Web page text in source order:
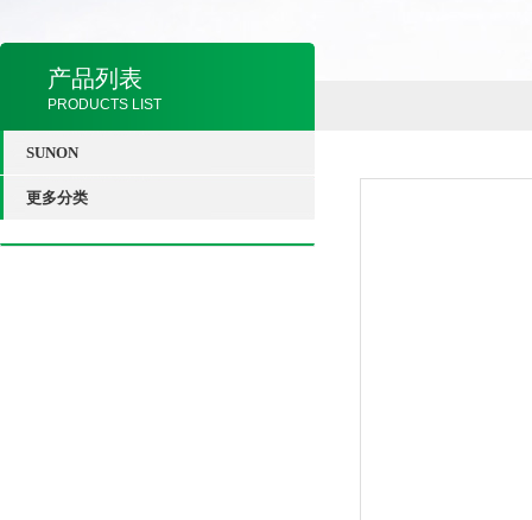
产品列表
PRODUCTS LIST
SUNON
更多分类